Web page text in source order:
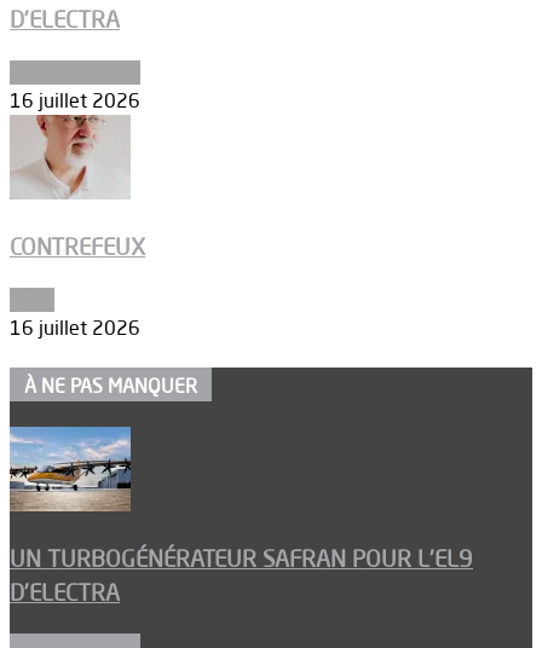
D’ELECTRA
16 juillet 2026
CONTREFEUX
16 juillet 2026
À NE PAS MANQUER
UN TURBOGÉNÉRATEUR SAFRAN POUR L’EL9
D’ELECTRA